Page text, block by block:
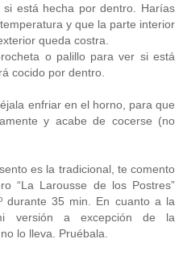
está hecha por dentro. Harías
y que la parte interior
queda costra.
o palillo para ver si está
cocido por dentro.
enfriar en el horno, para que
y acabe de cocerse (no
es la tradicional, te comento
“La Larousse de los Postres”
durante 35 min. En cuanto a la
versión a excepción de la
lo lleva. Pruébala.